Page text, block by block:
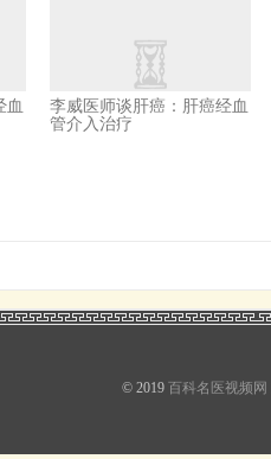
血
李威医师谈肝癌：肝癌经血
管介入治疗
© 2019 百科名医视频网